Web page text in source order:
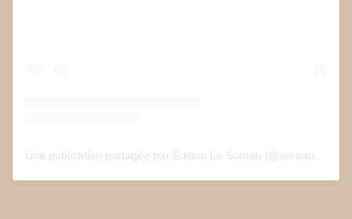
Une publication partagée par Edition Le Sureau (@sureau.edition)